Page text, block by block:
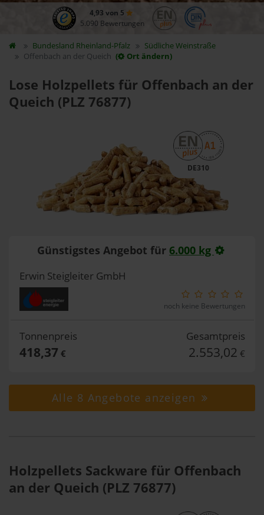
4,93 von 5
5.090 Bewertungen
Bundesland Rheinland-Pfalz
Südliche Weinstraße
Offenbach an der Queich ( Ort ändern)
Lose Holzpellets für Offenbach an der
Queich (PLZ 76877)
DE310
Günstigstes Angebot für 6.000 kg
Erwin Steigleiter GmbH
noch keine Bewertungen
Tonnenpreis
418,37 €
Gesamtpreis
2.553,02 €
Alle 8 Angebote anzeigen
Holzpellets Sackware für Offenbach
an der Queich (PLZ 76877)